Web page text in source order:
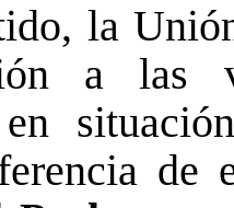
la
a las
en
de